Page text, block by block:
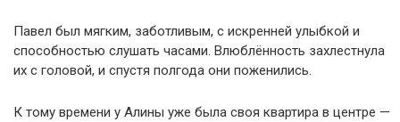
Павел был мягким, заботливым, с искренней улыбкой и
способностью слушать часами. Влюблённость захлестнула
их с головой, и спустя полгода они поженились.
К тому времени у Алины уже была своя квартира в центре —